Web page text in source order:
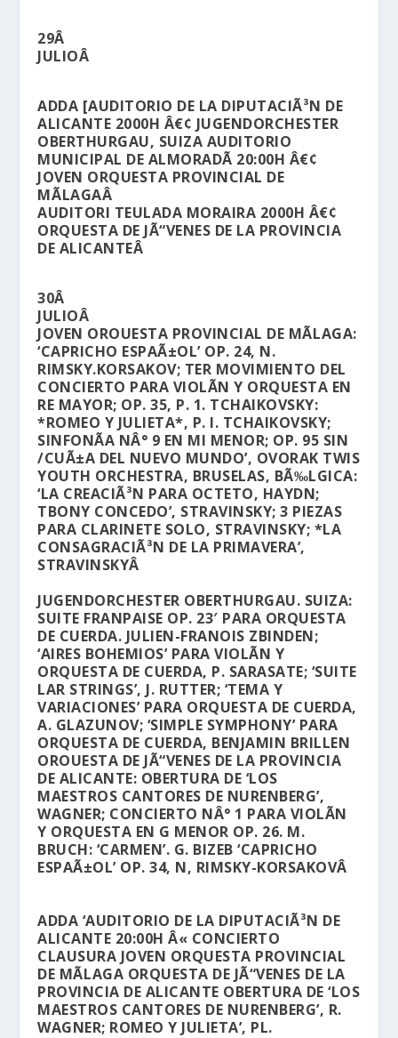
29Â
JULIOÂ
ADDA [AUDITORIO DE LA DIPUTACIÃ³N DE
ALICANTE 2000H Â€¢ JUGENDORCHESTER
OBERTHURGAU, SUIZA AUDITORIO
MUNICIPAL DE ALMORADÃ­ 20:00H Â€¢
JOVEN ORQUESTA PROVINCIAL DE
MÃLAGAÂ
AUDITORI TEULADA MORAIRA 2000H Â€¢
ORQUESTA DE JÃ“VENES DE LA PROVINCIA
DE ALICANTEÂ
30Â
JULIOÂ
JOVEN OROUESTA PROVINCIAL DE MÃLAGA:
‘CAPRICHO ESPAÃ±OL’ OP. 24, N.
RIMSKY.KORSAKOV; TER MOVIMIENTO DEL
CONCIERTO PARA VIOLÃ­N Y ORQUESTA EN
RE MAYOR; OP. 35, P. 1. TCHAIKOVSKY:
*ROMEO Y JULIETA*, P. I. TCHAIKOVSKY;
SINFONÃ­A NÂ° 9 EN MI MENOR; OP. 95 SIN
/CUÃ±A DEL NUEVO MUNDO’, OVORAK TWIS
YOUTH ORCHESTRA, BRUSELAS, BÃ‰LGICA:
‘LA CREACIÃ³N PARA OCTETO, HAYDN;
TBONY CONCEDO’, STRAVINSKY; 3 PIEZAS
PARA CLARINETE SOLO, STRAVINSKY; *LA
CONSAGRACIÃ³N DE LA PRIMAVERA’,
STRAVINSKYÂ
JUGENDORCHESTER OBERTHURGAU. SUIZA:
SUITE FRANPAISE OP. 23′ PARA ORQUESTA
DE CUERDA. JULIEN-FRANOIS ZBINDEN;
‘AIRES BOHEMIOS’ PARA VIOLÃ­N Y
ORQUESTA DE CUERDA, P. SARASATE; ‘SUITE
LAR STRINGS’, J. RUTTER; ‘TEMA Y
VARIACIONES’ PARA ORQUESTA DE CUERDA,
A. GLAZUNOV; ‘SIMPLE SYMPHONY’ PARA
ORQUESTA DE CUERDA, BENJAMIN BRILLEN
OROUESTA DE JÃ“VENES DE LA PROVINCIA
DE ALICANTE: OBERTURA DE ‘LOS
MAESTROS CANTORES DE NURENBERG’,
WAGNER; CONCIERTO NÂ° 1 PARA VIOLÃ­N
Y ORQUESTA EN G MENOR OP. 26. M.
BRUCH: ‘CARMEN’. G. BIZEB ‘CAPRICHO
ESPAÃ±OL’ OP. 34, N, RIMSKY-KORSAKOVÂ
ADDA ‘AUDITORIO DE LA DIPUTACIÃ³N DE
ALICANTE 20:00H Â« CONCIERTO
CLAUSURA JOVEN ORQUESTA PROVINCIAL
DE MÃLAGA ORQUESTA DE JÃ“VENES DE LA
PROVINCIA DE ALICANTE OBERTURA DE ‘LOS
MAESTROS CANTORES DE NURENBERG’, R.
WAGNER; ROMEO Y JULIETA’, PL.